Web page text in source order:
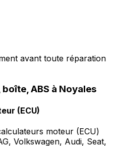
avant toute réparation
ABS à Noyales
(ECU)
moteur (ECU)
Volkswagen, Audi, Seat,